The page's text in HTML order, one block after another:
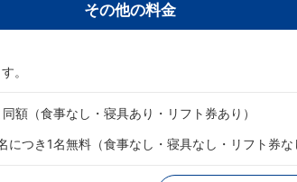
その他の料金
。
額（食事なし・寝具あり・リフト券あり）
につき1名無料（食事なし・寝具なし・リフト券な